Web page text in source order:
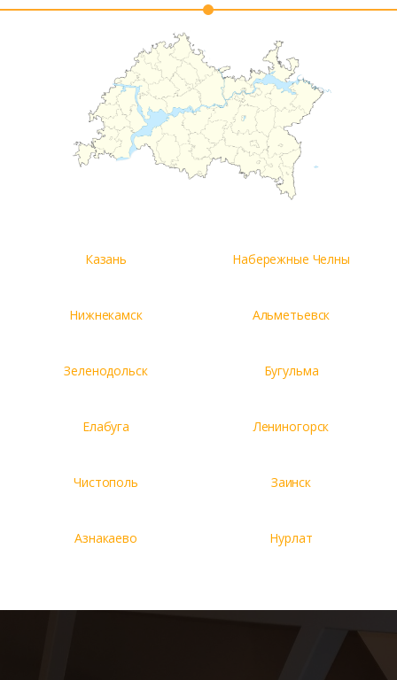
Казань Набережные Челны
Нижнекамск Альметьевск
Зеленодольск Бугульма
Елабуга Лениногорск
Чистополь Заинск
Азнакаево Нурлат